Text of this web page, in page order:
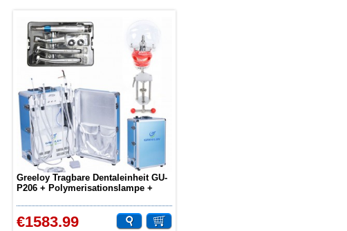
Greeloy Tragbare Dentaleinheit GU-
P206 + Polymerisationslampe +
Phantomkopf
€1583.99